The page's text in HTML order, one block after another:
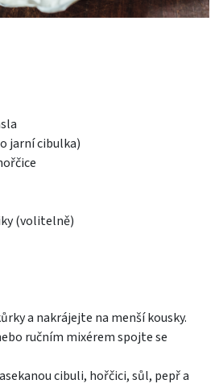
jarní cibulka)
(volitelně)
a nakrájejte na menší kousky.
ručním mixérem spojte se
cibuli, hořčici, sůl, pepř a